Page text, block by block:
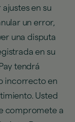
en su
un error,
una disputa
en su
tendrá
incorrecto en
Usted
compromete a